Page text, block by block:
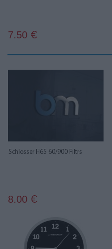
7.50 €
Schlosser H65 60/900 Filtrs
8.00 €